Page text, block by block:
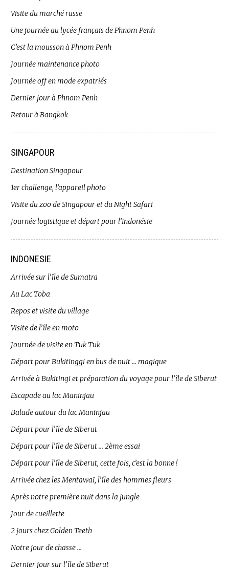
Visite du marché russe
Une journée au lycée français de Phnom Penh
C’est la mousson à Phnom Penh
Journée maintenance photo
Journée off en mode expatriés
Dernier jour à Phnom Penh
Retour à Bangkok
SINGAPOUR
Destination Singapour
1er challenge, l’appareil photo
Visite du zoo de Singapour et du Night Safari
Journée logistique et départ pour l’Indonésie
INDONESIE
Arrivée sur l’île de Sumatra
Au Lac Toba
Repos et visite du village
Visite de l’île en moto
Journée de visite en Tuk Tuk
Départ pour Bukitinggi en bus de nuit … magique
Arrivée à Bukitingi et préparation du voyage pour l’île de Siberut
Escapade au lac Maninjau
Balade autour du lac Maninjau
Départ pour l’île de Siberut
Départ pour l’île de Siberut … 2ème essai
Départ pour l’île de Siberut, cette fois, c’est la bonne !
Arrivée chez les Mentawaï, l’île des hommes fleurs
Après notre première nuit dans la jungle
Jour de cueillette
2 jours chez Golden Teeth
Notre jour de chasse …
Dernier jour sur l’île de Siberut